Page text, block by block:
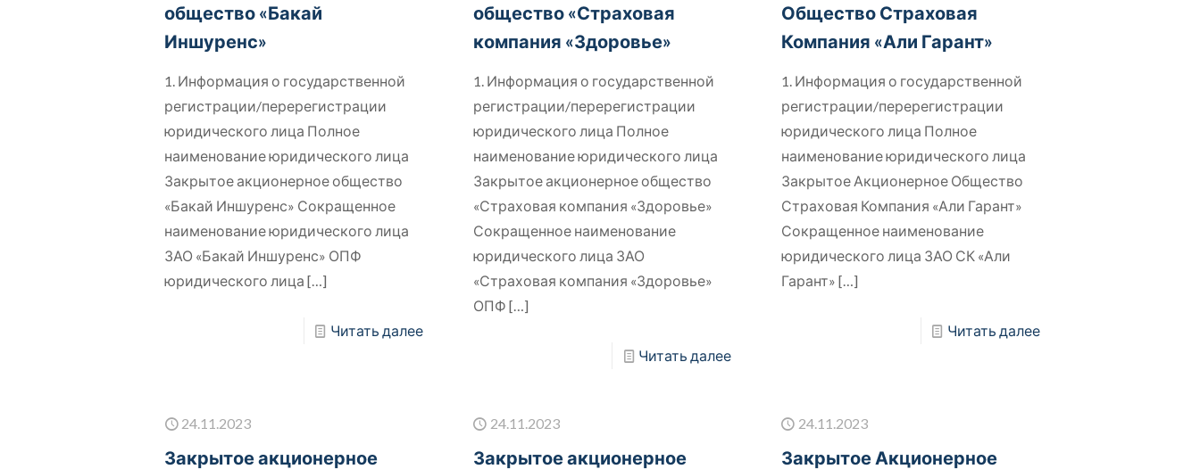
общество «Бакай
Иншуренс»
1. Информация о государственной
регистрации/перерегистрации
юридического лица Полное
наименование юридического лица
Закрытое акционерное общество
«Бакай Иншуренс» Сокращенное
наименование юридического лица
ЗАО «Бакай Иншуренс» ОПФ
юридического лица […]
Читать далее
общество «Страховая
компания «Здоровье»
1. Информация о государственной
регистрации/перерегистрации
юридического лица Полное
наименование юридического лица
Закрытое акционерное общество
«Страховая компания «Здоровье»
Сокращенное наименование
юридического лица ЗАО
«Страховая компания «Здоровье»
ОПФ […]
Читать далее
Общество Страховая
Компания «Али Гарант»
1. Информация о государственной
регистрации/перерегистрации
юридического лица Полное
наименование юридического лица
Закрытое Акционерное Общество
Страховая Компания «Али Гарант»
Сокращенное наименование
юридического лица ЗАО СК «Али
Гарант» […]
Читать далее
24.11.2023
Закрытое акционерное
24.11.2023
Закрытое акционерное
24.11.2023
Закрытое Акционерное